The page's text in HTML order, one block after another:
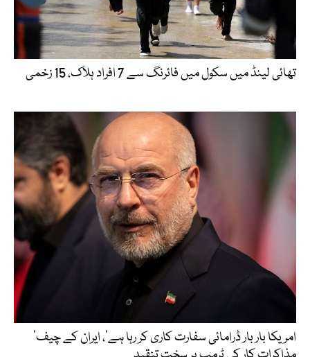
تھائی لینڈ میں سکول میں فائرنگ سے 7 افراد ہلاک، 15 زخمی
’امریکا بار بار ڈرامائی سفارت کاری کر رہا ہے‘، ایران کے چیف